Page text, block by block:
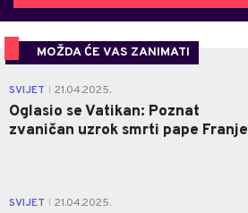
MOŽDA ĆE VAS ZANIMATI
SVIJET 21.04.2025.
Oglasio se Vatikan: Poznat
zvaničan uzrok smrti pape Franje
SVIJET 21.04.2025.